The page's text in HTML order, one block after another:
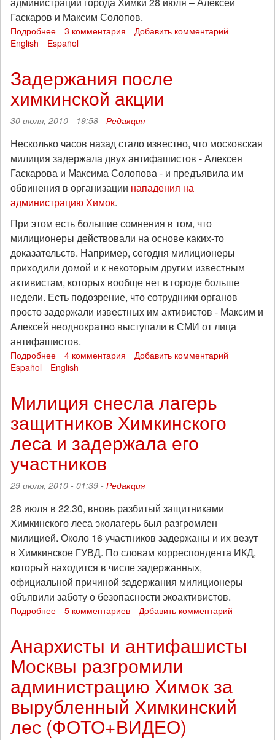
Гаскаров и Максим Солопов.
Подробнее
Заявление
после
акции
прямого
действия
июля
в
Химках
3 комментария
Добавить комментарий
English
Español
Задержания после
химкинской акции
30 июля, 2010 - 19:58 - Редакция
Несколько часов назад стало известно, что московская
милиция задержала двух антифашистов - Алексея
Гаскарова и Максима Солопова - и предъявила им
обвинения в организации нападения на
администрацию Химок.
При этом есть большие сомнения в том, что
милиционеры действовали на основе каких-то
доказательств. Например, сегодня милиционеры
приходили домой и к некоторым другим известным
активистам, которых вообще нет в городе больше
недели. Есть подозрение, что сотрудники органов
просто задержали известных им активистов - Максим и
Алексей неоднократно выступали в СМИ от лица
антифашистов.
Подробнее
Задержания
акции
4 комментария
Добавить комментарий
Español
English
Милиция снесла лагерь
защитников Химкинского
леса и задержала его
участников
29 июля, 2010 - 01:39 - Редакция
28 июля в 22.30, вновь разбитый защитниками
Химкинского леса эколагерь был разгромлен
милицией. Около 16 участников задержаны и их везут
в Химкинское ГУВД. По словам корреспондента ИКД,
который находится в числе задержанных,
официальной причиной задержания милиционеры
объявили заботу о безопасности экоактивистов.
Подробнее
лагерь
Химкинского
леса
и
задержала
его
участников
5 комментариев Добавить комментарий
Анархисты и антифашисты
Москвы разгромили
администрацию Химок за
вырубленный Химкинский
лес (ФОТО+ВИДЕО)